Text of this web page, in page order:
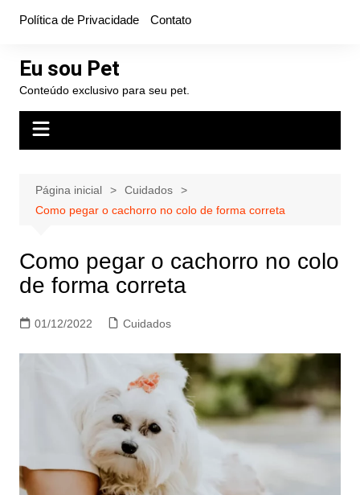
conteúdo
Política de Privacidade Contato
Eu sou Pet
Conteúdo exclusivo para seu pet.
Página inicial
Cuidados
Como pegar o cachorro no colo de forma correta
Como pegar o cachorro no colo
de forma correta
01/12/2022 Cuidados